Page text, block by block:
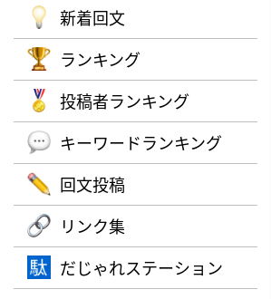
新着回文
ランキング
投稿者ランキング
キーワードランキング
回文投稿
リンク集
だじゃれステーション